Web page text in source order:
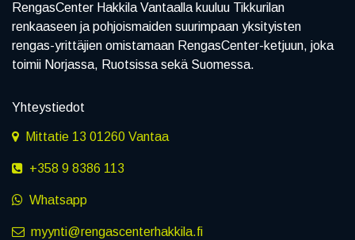
RengasCenter Hakkila Vantaalla kuuluu Tikkurilan
renkaaseen ja pohjoismaiden suurimpaan yksityisten
rengas-yrittäjien omistamaan RengasCenter-ketjuun, joka
toimii Norjassa, Ruotsissa sekä Suomessa.
Yhteystiedot
Mittatie 13 01260 Vantaa
+358 9 8386 113
Whatsapp
myynti@rengascenterhakkila.fi